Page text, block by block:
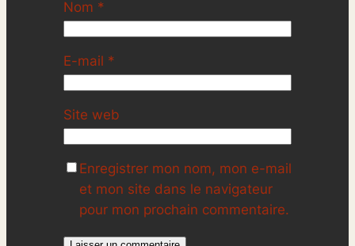
Nom *
E-mail *
Site web
Enregistrer mon nom, mon e-mail
et mon site dans le navigateur
pour mon prochain commentaire.